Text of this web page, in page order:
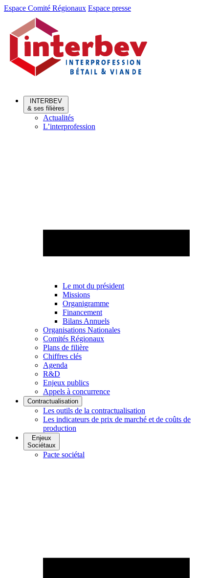
Aller
Aller
contenu
Espace Comité Régionaux Espace presse
INTERBEV
& ses filières
Actualités
L’interprofession
Le mot du président
Missions
Organigramme
Financement
Bilans Annuels
Organisations Nationales
Comités Régionaux
Plans de filière
Chiffres clés
Agenda
R&D
Enjeux publics
Appels à concurrence
Contractualisation
Les outils de la contractualisation
Les indicateurs de prix de marché et de coûts de
production
Enjeux
Sociétaux
Pacte sociétal